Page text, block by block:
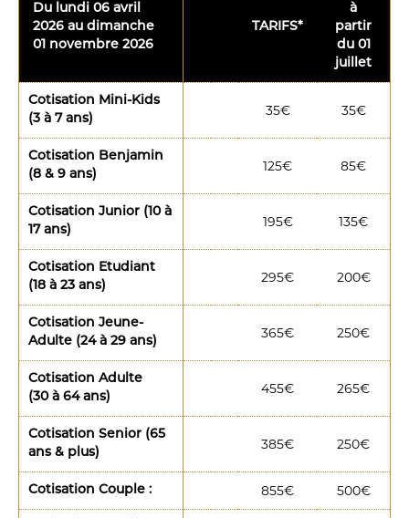
Du lundi 06 avril
2026 au dimanche
01 novembre 2026
TARIFS*
à
partir
du 01
juillet
Cotisation Mini-Kids
(3 à 7 ans)
35€ 35€
Cotisation Benjamin
(8 & 9 ans)
125€ 85€
Cotisation Junior (10 à
17 ans)
195€ 135€
Cotisation Etudiant
(18 à 23 ans)
295€ 200€
Cotisation Jeune-
Adulte (24 à 29 ans)
365€ 250€
Cotisation Adulte
(30 à 64 ans)
455€ 265€
Cotisation Senior (65
ans & plus)
385€ 250€
Cotisation Couple : 855€ 500€